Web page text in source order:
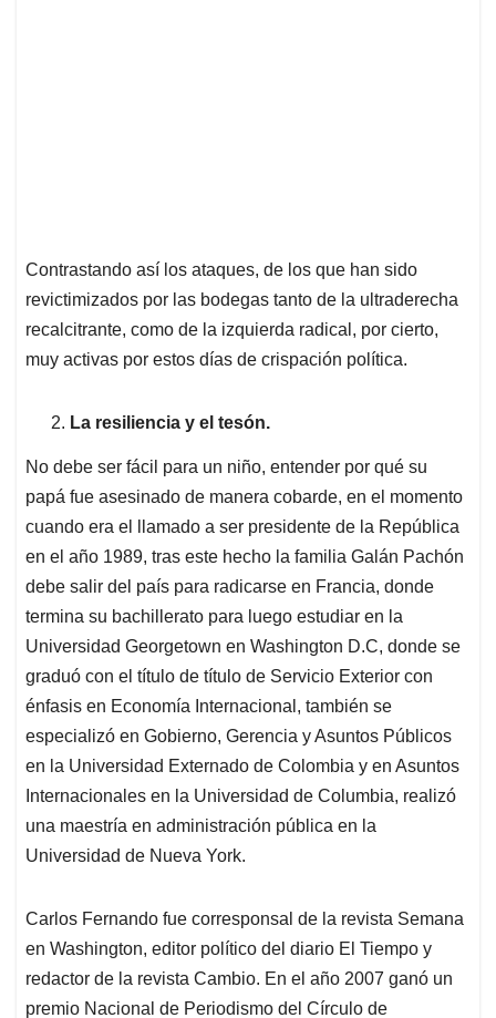
Contrastando así los ataques, de los que han sido
revictimizados por las bodegas tanto de la ultraderecha
recalcitrante, como de la izquierda radical, por cierto,
muy activas por estos días de crispación política.
La resiliencia y el tesón.
No debe ser fácil para un niño, entender por qué su
papá fue asesinado de manera cobarde, en el momento
cuando era el llamado a ser presidente de la República
en el año 1989, tras este hecho la familia Galán Pachón
debe salir del país para radicarse en Francia, donde
termina su bachillerato para luego estudiar en la
Universidad Georgetown en Washington D.C, donde se
graduó con el título de título de Servicio Exterior con
énfasis en Economía Internacional, también se
especializó en Gobierno, Gerencia y Asuntos Públicos
en la Universidad Externado de Colombia y en Asuntos
Internacionales en la Universidad de Columbia, realizó
una maestría en administración pública en la
Universidad de Nueva York.
Carlos Fernando fue corresponsal de la revista Semana
en Washington, editor político del diario El Tiempo y
redactor de la revista Cambio. En el año 2007 ganó un
premio Nacional de Periodismo del Círculo de